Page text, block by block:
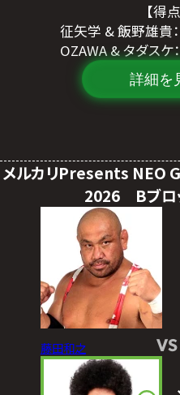
【得点
征矢学 & 飯野雄貴
OZAWA & タダスケ
詳細を
メルカリPresents NEO
2026 Bブロ
藤田和之 VS